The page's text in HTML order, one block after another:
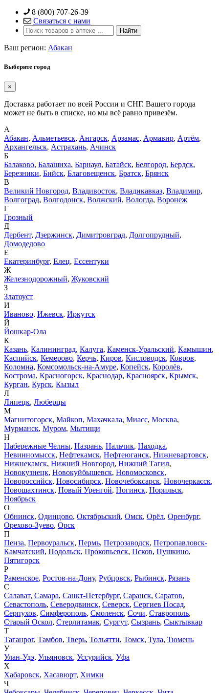
Skip
content
8 (800) 707-26-39
Связаться с нами
Ваш регион: Абакан
Выберите город
×
Доставка работает по всей России и СНГ. Вашего города
может не быть в списке, но мы всё равно привезём.
А
Абакан, Альметьевск, Ангарск, Арзамас, Армавир, Артём,
Архангельск, Астрахань, Ачинск
Б
Балаково, Балашиха, Барнаул, Батайск, Белгород, Бердск,
Березники, Бийск, Благовещенск, Братск, Брянск
В
Великий Новгород, Владивосток, Владикавказ, Владимир,
Волгоград, Волгодонск, Волжский, Вологда, Воронеж
Г
Грозный
Д
Дербент, Дзержинск, Димитровград, Долгопрудный,
Домодедово
Е
Екатеринбург, Елец, Ессентуки
Ж
Железнодорожный, Жуковский
З
Златоуст
И
Иваново, Ижевск, Иркутск
Й
Йошкар-Ола
К
Казань, Калининград, Калуга, Каменск-Уральский, Камышин,
Каспийск, Кемерово, Керчь, Киров, Кисловодск, Ковров,
Коломна, Комсомольск-на-Амуре, Копейск, Королёв,
Кострома, Красногорск, Краснодар, Красноярск, Крымск,
Курган, Курск, Кызыл
Л
Липецк, Люберцы
М
Магнитогорск, Майкоп, Махачкала, Миасс, Москва,
Мурманск, Муром, Мытищи
Н
Набережные Челны, Назрань, Нальчик, Находка,
Невинномысск, Нефтекамск, Нефтеюганск, Нижневартовск,
Нижнекамск, Нижний Новгород, Нижний Тагил,
Новокузнецк, Новокуйбышевск, Новомосковск,
Новороссийск, Новосибирск, Новочебоксарск, Новочеркасск,
Новошахтинск, Новый Уренгой, Ногинск, Норильск,
Ноябрьск
О
Обнинск, Одинцово, Октябрьский, Омск, Орёл, Оренбург,
Орехово-Зуево, Орск
П
Пенза, Первоуральск, Пермь, Петрозаводск, Петропавловск-
Камчатский, Подольск, Прокопьевск, Псков, Пушкино,
Пятигорск
Р
Раменское, Ростов-на-Дону, Рубцовск, Рыбинск, Рязань
С
Салават, Самара, Санкт-Петербург, Саранск, Саратов,
Севастополь, Северодвинск, Северск, Сергиев Посад,
Серпухов, Симферополь, Смоленск, Сочи, Ставрополь,
Старый Оскол, Стерлитамак, Сургут, Сызрань, Сыктывкар
Т
Таганрог, Тамбов, Тверь, Тольятти, Томск, Тула, Тюмень
У
Улан-Удэ, Ульяновск, Уссурийск, Уфа
Х
Хабаровск, Хасавюрт, Химки
Ч